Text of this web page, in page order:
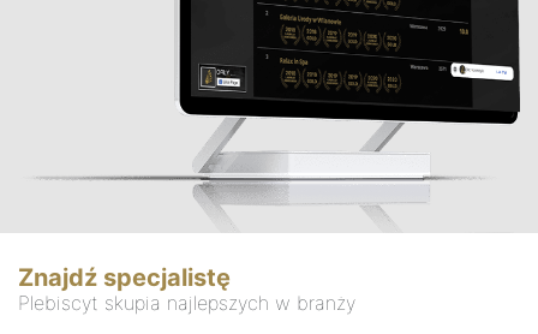
Znajdź specjalistę
Plebiscyt skupia najlepszych w branży